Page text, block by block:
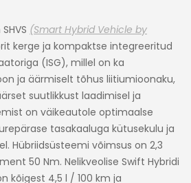
(Smart Hybrid Vehicle by
kerge ja kompaktse integreeritud
(ISG), millel on ka
ja äärmiselt tõhus liitiumioonaku,
suutlikkust laadimisel ja
on väikeautole optimaalse
tasakaaluga kütusekulu ja
Hübriidsüsteemi võimsus on 2,3
50 Nm. Nelikveolise Swift Hybridi
kõigest 4,5 l / 100 km ja